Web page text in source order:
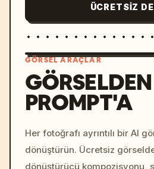
ÜCRETSIZ
GÖRSEL ARAÇLAR
GÖRSELDEN
PROMPT'A
Her fotoğrafı ayrıntılı bir AI
dönüştürün. Ücretsiz
dönüştürücü kompozisyonu,